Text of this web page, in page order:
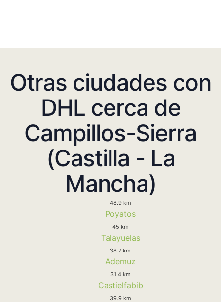
Otras ciudades con
DHL cerca de
Campillos-Sierra
(Castilla - La
Mancha)
48.9 km
Poyatos
45 km
Talayuelas
38.7 km
Ademuz
31.4 km
Castielfabib
39.9 km